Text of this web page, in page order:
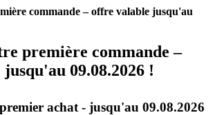
commande – offre valable jusqu'au
première commande –
09.08.2026 !
achat - jusqu'au 09.08.2026